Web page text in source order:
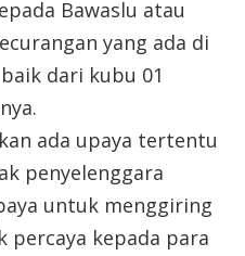
Bawaslu atau
yang ada di
dari kubu 01
ada upaya tertentu
penyelenggara
untuk menggiring
kepada para